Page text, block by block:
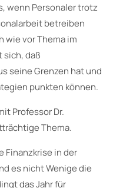
wenn Personaler trotz
betreiben
wie vor Thema im
sich, daß
seine Grenzen hat und
punkten können.
Professor Dr.
Thema.
Finanzkrise in der
es nicht Wenige die
das Jahr für